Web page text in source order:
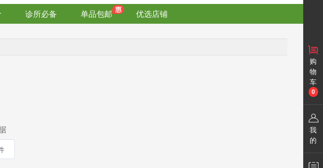
诊所必备 单品包邮 优选店铺
购
物
车
0
我
的